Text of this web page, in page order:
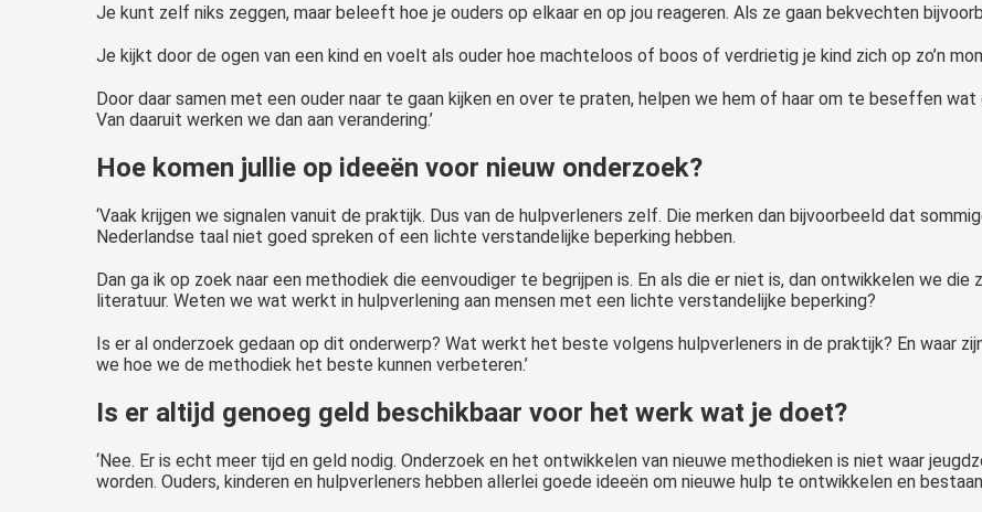
Je kunt zelf niks zeggen, maar beleeft hoe je ouders op elkaar en op jou reageren. Als ze gaan bekvechten
Je kijkt door de ogen van een kind en voelt als ouder hoe machteloos of boos of verdrietig je kind zich op zo’n
Door daar samen met een ouder naar te gaan kijken en over te praten, helpen we hem of haar om te beseffen
Van daaruit werken we dan aan verandering.’
Hoe komen jullie op ideeën voor nieuw onderzoek?
‘Vaak krijgen we signalen vanuit de praktijk. Dus van de hulpverleners zelf. Die merken dan bijvoorbeeld dat
Nederlandse taal niet goed spreken of een lichte verstandelijke beperking hebben.
Dan ga ik op zoek naar een methodiek die eenvoudiger te begrijpen is. En als die er niet is, dan ontwikkelen we
literatuur. Weten we wat werkt in hulpverlening aan mensen met een lichte verstandelijke beperking?
Is er al onderzoek gedaan op dit onderwerp? Wat werkt het beste volgens hulpverleners in de praktijk? En waar
we hoe we de methodiek het beste kunnen verbeteren.’
Is er altijd genoeg geld beschikbaar voor het werk wat je doet?
‘Nee. Er is echt meer tijd en geld nodig. Onderzoek en het ontwikkelen van nieuwe methodieken is niet waar
worden. Ouders, kinderen en hulpverleners hebben allerlei goede ideeën om nieuwe hulp te ontwikkelen en